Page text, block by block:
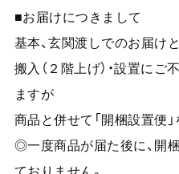
■お届けにつきまして
基本、玄関渡しでのお届け
搬入（２階上げ）・設置に
ますが
商品と併せて「開梱設置便
◎一度商品が届た後に、開
ておりません。